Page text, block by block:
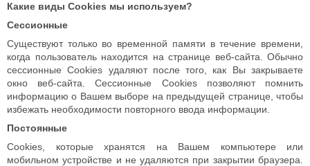
Какие виды Сookies мы используем?
Сессионные
Существуют только во временной памяти в течение времени,
когда пользователь находится на странице веб-сайта. Обычно
сессионные Cookies удаляют после того, как Вы закрываете
окно веб-сайта. Сессионные Cookies позволяют помнить
информацию о Вашем выборе на предыдущей странице, чтобы
избежать необходимости повторного ввода информации.
Постоянные
Сookies, которые хранятся на Вашем компьютере или
мобильном устройстве и не удаляются при закрытии браузера.